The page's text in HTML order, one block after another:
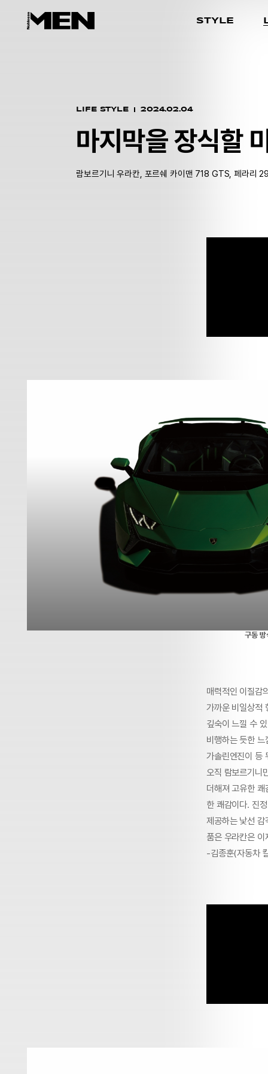
STYLE
LIFE STYLE 2024.02.04
마지막을 장식할
람보르기니 우라칸, 포르쉐 카이맨 718 GTS, 페라리
구동 방
매력적인 이질감
가까운 비일상적
깊숙이 느낄 수
비행하는 듯한
가솔린엔진이 등
오직 람보르기니
더해져 고유한
한 쾌감이다. 진
제공하는 낯선
품은 우라칸은
-김종훈(자동차